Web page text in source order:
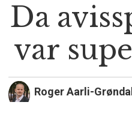
Da
var
Roger Aarli-